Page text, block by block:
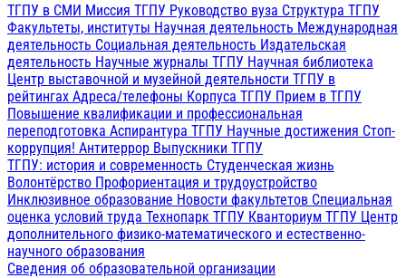
ТГПУ в СМИ Миссия ТГПУ Руководство вуза Структура ТГПУ
Факультеты, институты Научная деятельность Международная
деятельность Социальная деятельность Издательская
деятельность Научные журналы ТГПУ Научная библиотека
Центр выставочной и музейной деятельности ТГПУ в
рейтингах Адреса/телефоны Корпуса ТГПУ Прием в ТГПУ
Повышение квалификации и профессиональная
переподготовка Аспирантура ТГПУ Научные достижения Стоп-
коррупция! Антитеррор Выпускники ТГПУ
ТГПУ: история и современность Студенческая жизнь
Волонтёрство Профориентация и трудоустройство
Инклюзивное образование Новости факультетов Специальная
оценка условий труда Технопарк ТГПУ Кванториум ТГПУ Центр
дополнительного физико-математического и естественно-
научного образования
Сведения об образовательной организации